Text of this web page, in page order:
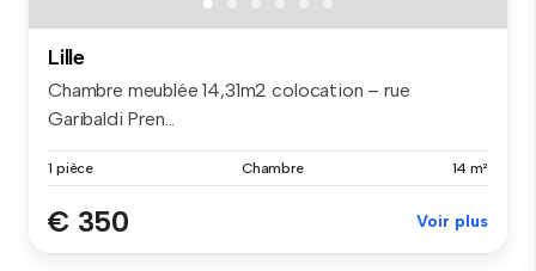
Lille
Chambre meublée 14,31m2 colocation – rue
Garibaldi Pren...
1 pièce Chambre 14 m²
€ 350 Voir plus